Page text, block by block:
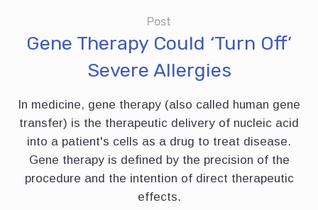
Post
Gene Therapy Could ‘Turn Off’
Severe Allergies
In medicine, gene therapy (also called human gene
transfer) is the therapeutic delivery of nucleic acid
into a patient's cells as a drug to treat disease.
Gene therapy is defined by the precision of the
procedure and the intention of direct therapeutic
effects.